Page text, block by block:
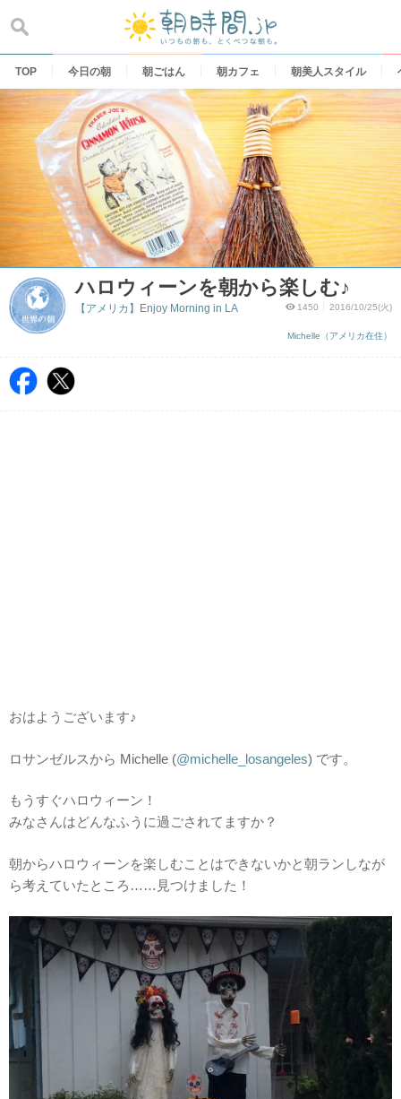
content
TOP 今日の朝 朝ごはん 朝カフェ 朝美人スタイル
ハロウィーンを朝から楽しむ♪
1450 2016/10/25(火)
Michelle（アメリカ在住）
【アメリカ】Enjoy Morning in LA
おはようございます♪
ロサンゼルスから Michelle (@michelle_losangeles) です。
もうすぐハロウィーン！
みなさんはどんなふうに過ごされてますか？
朝からハロウィーンを楽しむことはできないかと朝ランしなが
ら考えていたところ……見つけました！